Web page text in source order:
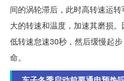
间的涡轮滞后，此时高转速运
大的转速和温度，加速其磨损
低转速怠速30秒，然后缓慢起
命。